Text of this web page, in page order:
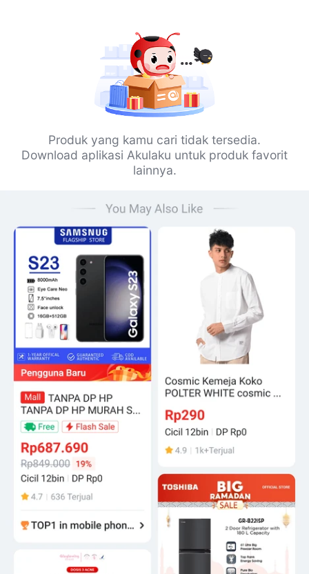
Produk yang kamu cari tidak tersedia.
Download aplikasi Akulaku untuk produk favorit
lainnya.